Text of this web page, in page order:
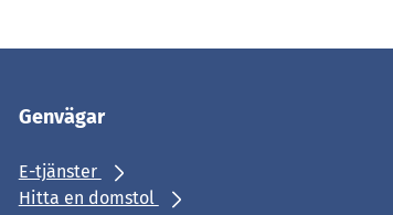
Genvägar
E-tjänster
Hitta en domstol